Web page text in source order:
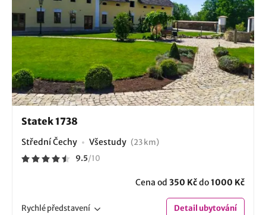
Statek 1738
Střední Čechy Všestudy (23 km)
9.5/10
Cena od 350 Kčdo1000 Kč
Rychlépředstavení Detailubytování